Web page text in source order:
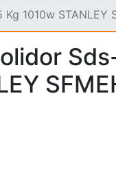
1010w STANLEY